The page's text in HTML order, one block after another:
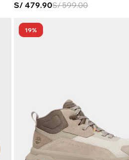
S/ 479.90S/599.00
19